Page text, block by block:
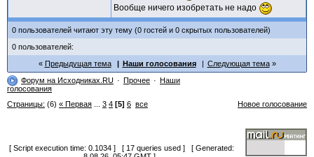
Вообще ничего изобретать не надо
0 пользователей читают эту тему (0 гостей и 0 скрытых пользователей)
0 пользователей:
Предыдущая тема
Наши голосования
Следующая тема
Форум на Исходниках.RU
Прочее
Наши
голосования
Страницы: (6) « Первая 3 4 [5] 6 все Новое голосование
[ Script execution time: 0.1034 ] [ 17 queries used ] [ Generated: